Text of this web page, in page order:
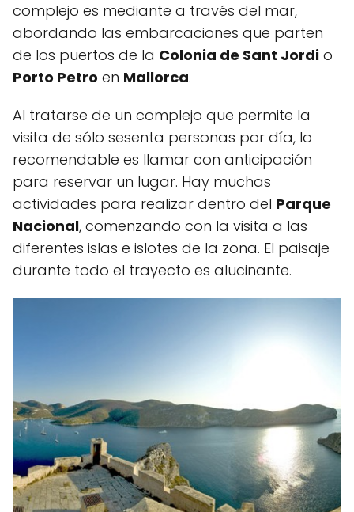
complejo es mediante a través del mar,
abordando las embarcaciones que parten
de los puertos de la Colonia de Sant Jordi o
Porto Petro en Mallorca.
Al tratarse de un complejo que permite la
visita de sólo sesenta personas por día, lo
recomendable es llamar con anticipación
para reservar un lugar. Hay muchas
actividades para realizar dentro del Parque
Nacional, comenzando con la visita a las
diferentes islas e islotes de la zona. El paisaje
durante todo el trayecto es alucinante.